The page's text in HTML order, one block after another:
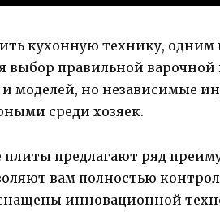
кухонную технику, одним
выбор правильной варочной
моделей, но независимые
среди хозяек.
предлагают ряд
вам полностью
инновационной